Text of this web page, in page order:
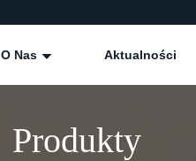
O Nas Aktualności
Produkty